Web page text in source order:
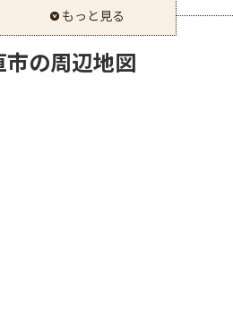
もっと見る
の周辺地図